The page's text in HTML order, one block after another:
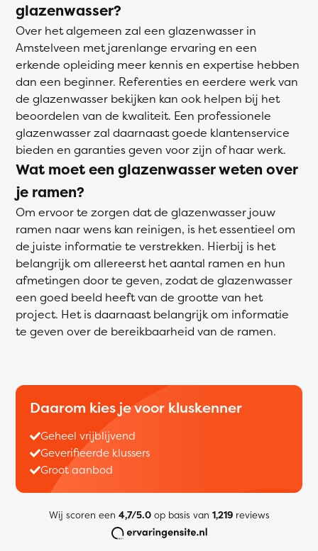
glazenwasser?
Over het algemeen zal een glazenwasser in
Amstelveen met jarenlange ervaring en een
erkende opleiding meer kennis en expertise hebben
dan een beginner. Referenties en eerdere werk van
de glazenwasser bekijken kan ook helpen bij het
beoordelen van de kwaliteit. Een professionele
glazenwasser zal daarnaast goede klantenservice
bieden en garanties geven voor zijn of haar werk.
Wat moet een glazenwasser weten over
je ramen?
Om ervoor te zorgen dat de glazenwasser jouw
ramen naar wens kan reinigen, is het essentieel om
de juiste informatie te verstrekken. Hierbij is het
belangrijk om allereerst het aantal ramen en hun
afmetingen door te geven, zodat de glazenwasser
een goed beeld heeft van de grootte van het
project. Het is daarnaast belangrijk om informatie
te geven over de bereikbaarheid van de ramen.
Daarom kies je voor kluskenner
Geheel vrijblijvend
Geverifieerde klussers
Groot aanbod
Wij scoren een 4,7/5.0op basis van 1,219reviews